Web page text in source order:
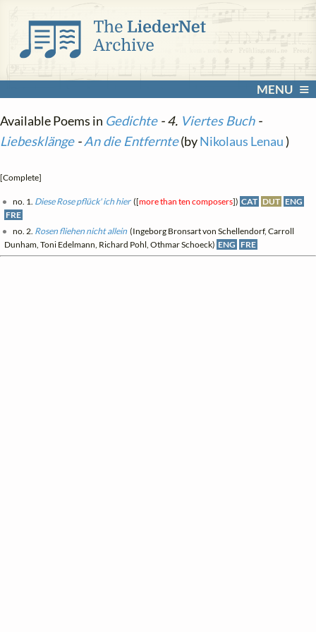
MENU
Available Poems in Gedichte- 4. Viertes Buch-
Liebesklänge-An die Entfernte(byNikolaus Lenau)
[Complete]
no. 1. Diese Rose pflück' ich hier([more than ten composers]) CAT DUT ENG
FRE
no. 2. Rosen fliehen nicht allein (Ingeborg Bronsart von Schellendorf, Carroll
Dunham, Toni Edelmann, Richard Pohl, Othmar Schoeck) ENG FRE